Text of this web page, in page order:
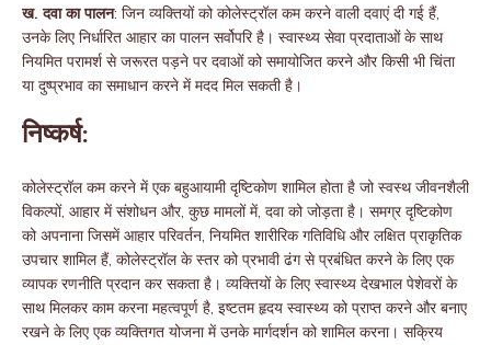
ख. दवा का पालन: जिन व्यक्तियों को कोलेस्ट्रॉल कम करने वाली दवाएं दी गई हैं,
उनके लिए निर्धारित आहार का पालन सर्वोपरि है। स्वास्थ्य सेवा प्रदाताओं के साथ
नियमित परामर्श से जरूरत पड़ने पर दवाओं को समायोजित करने और किसी भी चिंता
या दुष्प्रभाव का समाधान करने में मदद मिल सकती है।
निष्कर्ष:
कोलेस्ट्रॉल कम करने में एक बहुआयामी दृष्टिकोण शामिल होता है जो स्वस्थ जीवनशैली
विकल्पों, आहार में संशोधन और, कुछ मामलों में, दवा को जोड़ता है। समग्र दृष्टिकोण
को अपनाना जिसमें आहार परिवर्तन, नियमित शारीरिक गतिविधि और लक्षित प्राकृतिक
उपचार शामिल हैं, कोलेस्ट्रॉल के स्तर को प्रभावी ढंग से प्रबंधित करने के लिए एक
व्यापक रणनीति प्रदान कर सकता है। व्यक्तियों के लिए स्वास्थ्य देखभाल पेशेवरों के
साथ मिलकर काम करना महत्वपूर्ण है, इष्टतम हृदय स्वास्थ्य को प्राप्त करने और बनाए
रखने के लिए एक व्यक्तिगत योजना में उनके मार्गदर्शन को शामिल करना। सक्रिय